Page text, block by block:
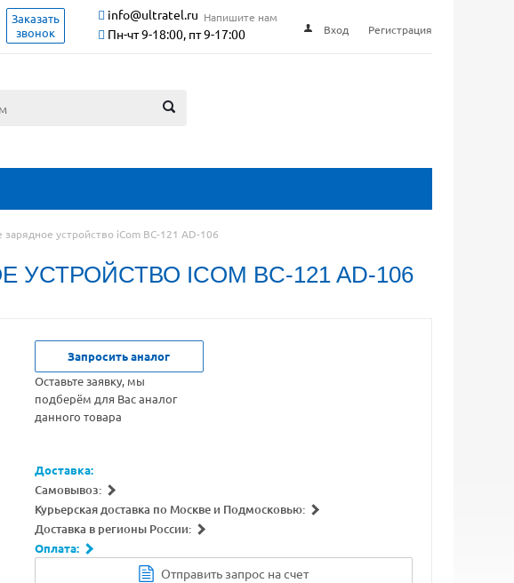
Заказать
звонок
info@ultratel.ru Напишите нам
Пн-чт 9-18:00, пт 9-17:00 Вход Регистрация
устройство iCom BC-121 AD-106
ICOM BC-121 AD-106
Запросить аналог
Оставьте заявку, мы
подберём для Вас аналог
данного товара
Доставка:
Самовывоз:
Курьерская доставка по Москве и Подмосковью:
Доставка в регионы России:
Оплата:
Отправить запрос на счет